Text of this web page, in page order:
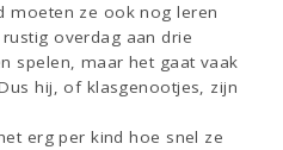
moeten ze ook nog leren
overdag aan drie
spelen, maar het gaat vaak
hij, of klasgenootjes, zijn
erg per kind hoe snel ze